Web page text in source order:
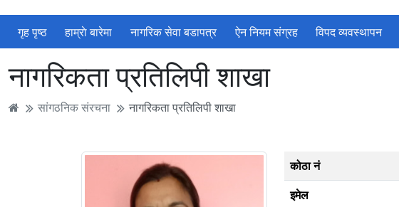
गृह पृष्ठ हाम्राे बारेमा नागरिक सेवा बडापत्र ऐन नियम संग्रह विपद व्यवस्थापन
नागरिकता प्रतिलिपी शाखा
सांगठनिक संरचना नागरिकता प्रतिलिपी शाखा
कोठा नं
इमेल